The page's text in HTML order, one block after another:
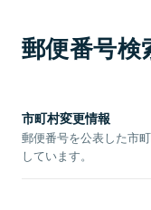
郵便番号検
市町村変更情報
郵便番号を公表した市
しています。